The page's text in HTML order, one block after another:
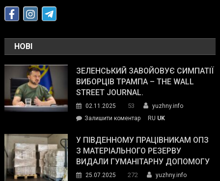
НОВІ
ЗЕЛЕНСЬКИЙ ЗАВОЙОВУЄ СИМПАТІЇ
ВИБОРЦІВ ТРАМПА – THE WALL
STREET JOURNAL.
02.11.2025 53
yuzhny.info
Залишити коментарon
завойовує
симпатії
виборців
RU UK
У ПІВДЕННОМУ ПРАЦІВНИКАМ ОПЗ
З МАТЕРІАЛЬНОГО РЕЗЕРВУ
ВИДАЛИ ГУМАНІТАРНУ ДОПОМОГУ
25.07.2025 272
yuzhny.info